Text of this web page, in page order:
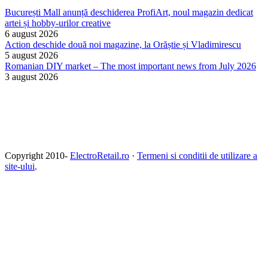
București Mall anunță deschiderea ProfiArt, noul magazin dedicat
artei și hobby-urilor creative
6 august 2026
Action deschide două noi magazine, la Orăștie și Vladimirescu
5 august 2026
Romanian DIY market – The most important news from July 2026
3 august 2026
Copyright 2010- ElectroRetail.ro · Termeni si conditii de utilizare a
site-ului.